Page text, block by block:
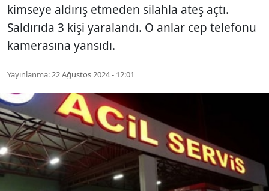
kimseye aldırış etmeden silahla ateş açtı.
Saldırıda 3 kişi yaralandı. O anlar cep telefonu
kamerasına yansıdı.
Yayınlanma:22 Ağustos 2024 - 12:01